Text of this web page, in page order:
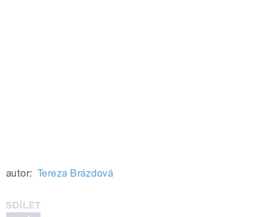
autor: Tereza Brázdová